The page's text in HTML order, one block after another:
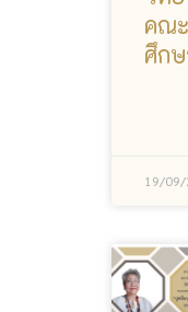
คณ
ศึก
19/09/